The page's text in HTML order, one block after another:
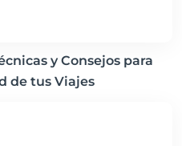
y Consejos para
de tus Viajes